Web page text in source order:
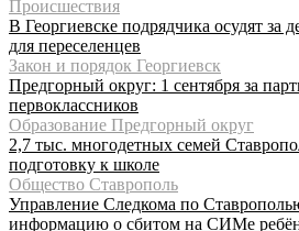
Происшествия
В Георгиевске подрядчика осудят за
для переселенцев
Закон и порядок Георгиевск
Предгорный округ: 1 сентября за
первоклассников
Образование Предгорный округ
2,7 тыс. многодетных семей
подготовку к школе
Общество Ставрополь
Управление Следкома по
информацию о сбитом на СИМе